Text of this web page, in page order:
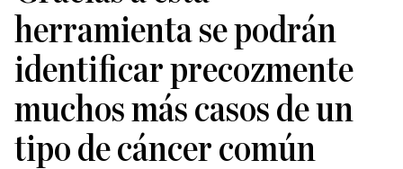
herramienta se podrán
identificar precozmente
muchos más casos de un
tipo de cáncer común